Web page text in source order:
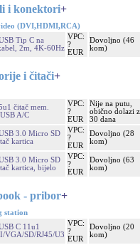
i konektori+
(DVI,HDMI,RCA)
Tip C na
2m, 4K-60Hz
VPC:
?
EUR
Dovoljno (46
kom)
i čitači+
čitač mem.
A/C
VPC:
?
EUR
Nije na putu,
obično dolazi
30 dana
3.0 Micro SD
kartica
VPC:
?
EUR
Dovoljno (28
kom)
3.0 Micro SD
kartica, bijelo
VPC:
?
EUR
Dovoljno (63
kom)
- pribor+
station
C 11u1
VGA/SD/RJ45/U3
VPC:
?
EUR
Dovoljno (20
kom)